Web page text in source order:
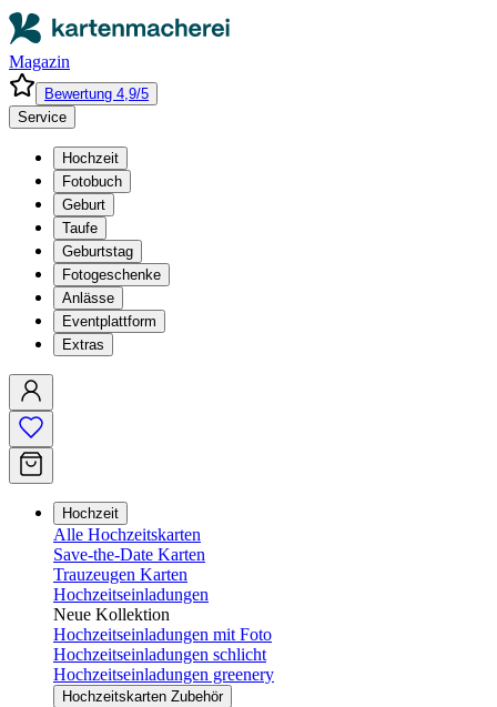
Magazin
Bewertung 4,9/5
Service
Hochzeit
Fotobuch
Geburt
Taufe
Geburtstag
Fotogeschenke
Anlässe
Eventplattform
Extras
Hochzeit
Alle Hochzeitskarten
Save-the-Date Karten
Trauzeugen Karten
Hochzeitseinladungen
Neue Kollektion
Hochzeitseinladungen mit Foto
Hochzeitseinladungen schlicht
Hochzeitseinladungen greenery
Hochzeitskarten Zubehör